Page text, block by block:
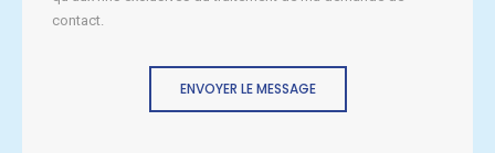
contact.
ENVOYER LE MESSAGE